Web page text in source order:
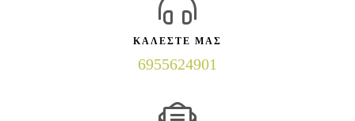
ΚΑΛΕΣΤΕ ΜΑΣ
6955624901